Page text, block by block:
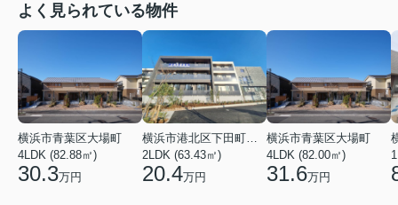
よく見られている物件
横浜市青葉区大場町
4LDK (82.88㎡)
30.3万円
2LDK (63.43㎡)
20.4万円
横浜市青葉区大場町
4LDK (82.00㎡)
31.6万円